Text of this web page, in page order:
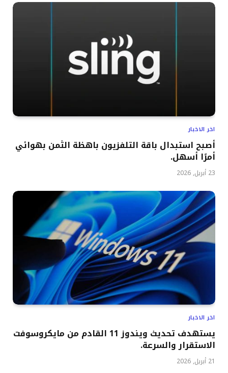
اخر الاخبار
أصبح استبدال باقة التلفزيون باهظة الثمن بهوائي
أمرًا أسهل.
23 أبريل, 2026
اخر الاخبار
يستهدف تحديث ويندوز 11 القادم من مايكروسوفت
الاستقرار والسرعة.
21 أبريل, 2026